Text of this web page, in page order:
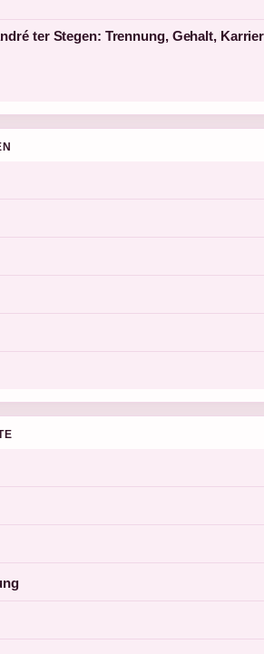
ter Stegen: Trennung, Gehalt,